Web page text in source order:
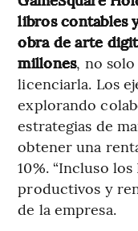
libros contables
obra de arte
millones, no
licenciarla. Los
explorando
estrategias de
obtener una
10%. “Incluso
productivos y
de la empresa.